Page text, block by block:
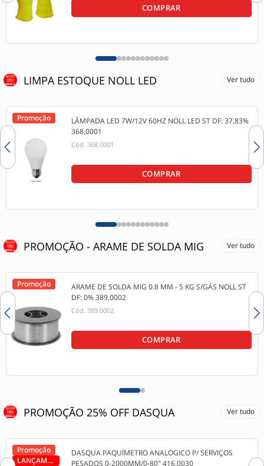
COMPRAR
LIMPA ESTOQUE NOLL LED Ver tudo
Promoção
LÂMPADA LED 7W/12V 60HZ NOLL LED ST DF: 37,83%
368,0001
Cód. 368.0001
COMPRAR
PROMOÇÃO - ARAME DE SOLDA MIG Ver tudo
Promoção
ARAME DE SOLDA MIG 0.8 MM - 5 KG S/GÁS NOLL ST
DF: 0% 389,0002
Cód. 389.0002
COMPRAR
PROMOÇÃO 25% OFF DASQUA Ver tudo
Promoção
LANÇAMENTO
DASQUA PAQUÍMETRO ANALOGICO P/ SERVIÇOS
PESADOS 0-2000MM/0-80" 416,0030